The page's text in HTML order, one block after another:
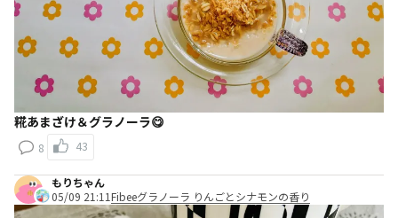
糀あまざけ＆グラノーラ😋
8 43
もりちゃん
05/09 21:11Fibeeグラノーラ りんごとシナモンの香り